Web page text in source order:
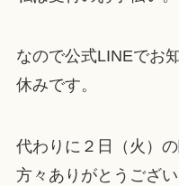
なので公式LINEでお
休みです。
代わりに２日（火）
方々ありがとうござい